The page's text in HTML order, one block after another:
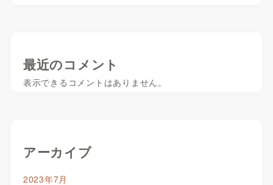
最近のコメント
表示できるコメントはありません。
アーカイブ
2023年7月